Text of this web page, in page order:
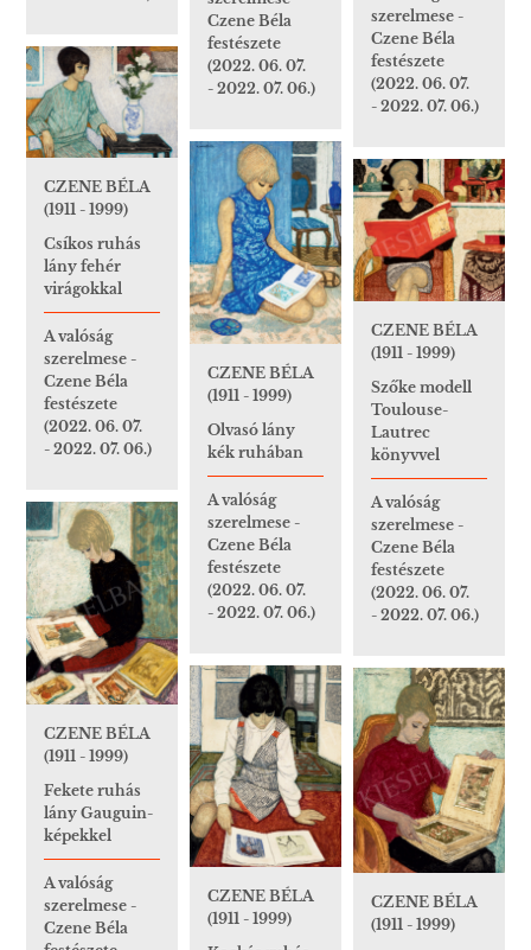
szerelmese -
Czene Béla
festészete
(2022. 06. 07.
- 2022. 07. 06.)
Czene Béla
festészete
(2022. 06. 07.
- 2022. 07. 06.)
CZENE BÉLA
(1911 - 1999)
Csíkos ruhás
lány fehér
virágokkal
A valóság
szerelmese -
Czene Béla
festészete
(2022. 06. 07.
- 2022. 07. 06.)
CZENE BÉLA
(1911 - 1999)
Olvasó lány
kék ruhában
A valóság
szerelmese -
Czene Béla
festészete
(2022. 06. 07.
- 2022. 07. 06.)
CZENE BÉLA
(1911 - 1999)
Szőke modell
Toulouse-
Lautrec
könyvvel
A valóság
szerelmese -
Czene Béla
festészete
(2022. 06. 07.
- 2022. 07. 06.)
CZENE BÉLA
(1911 - 1999)
Fekete ruhás
lány Gauguin-
képekkel
A valóság
szerelmese -
Czene Béla
CZENE BÉLA
(1911 - 1999)
CZENE BÉLA
(1911 - 1999)